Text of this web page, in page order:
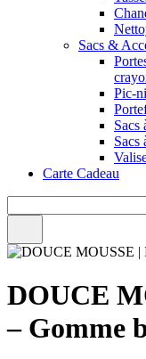
Sacs &
Pic-
Sacs
Sacs
Carte Cadeau
DOUCE
– Gomme